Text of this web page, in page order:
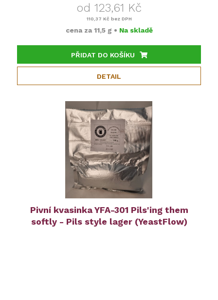
od 123,61 Kč
110,37 Kč bez DPH
cena za 11,5 g • Na skladě
PŘIDAT DO KOŠÍKU
DETAIL
Pivní kvasinka YFA-301 Pils'ing them
softly - Pils style lager (YeastFlow)